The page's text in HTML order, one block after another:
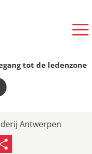
tot de ledenzone
Antwerpen